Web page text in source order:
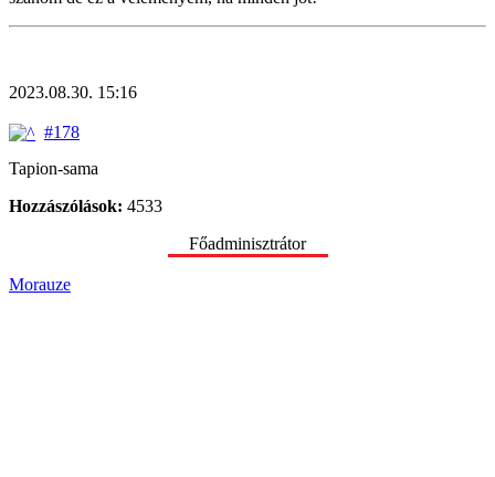
2023.08.30. 15:16
#178
Tapion-sama
Hozzászólások: 4533
Főadminisztrátor
Morauze